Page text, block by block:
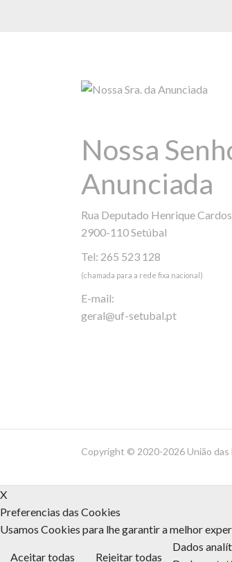
Nossa
Anunciada
Rua Deputado Henrique
2900-110 Setúbal
Tel: 265 523 128
(chamada para a rede fixa nacional)
E-mail:
geral@uf-setubal.pt
Copyright © 2020-2026 União
X
Preferencias das Cookies
Usamos Cookies para lhe garantir a melhor
Aceitar todas Rejeitar todas
Dados